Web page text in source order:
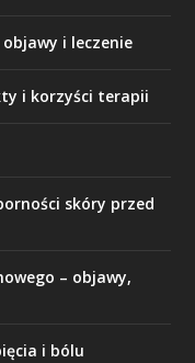
i leczenie
i korzyści terapii
skóry przed
– objawy,
i bólu